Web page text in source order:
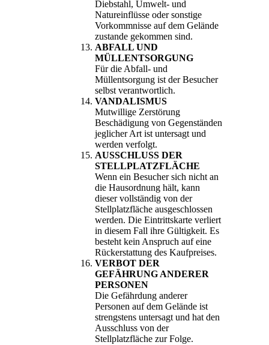
Diebstahl, Umwelt- und
Natureinflüsse oder sonstige
Vorkommnisse auf dem Gelände
zustande gekommen sind.
ABFALL UND
MÜLLENTSORGUNG
Für die Abfall- und
Müllentsorgung ist der Besucher
selbst verantwortlich.
VANDALISMUS
Mutwillige Zerstörung
Beschädigung von Gegenständen
jeglicher Art ist untersagt und
werden verfolgt.
AUSSCHLUSS DER
STELLPLATZFLÄCHE
Wenn ein Besucher sich nicht an
die Hausordnung hält, kann
dieser vollständig von der
Stellplatzfläche ausgeschlossen
werden. Die Eintrittskarte verliert
in diesem Fall ihre Gültigkeit. Es
besteht kein Anspruch auf eine
Rückerstattung des Kaufpreises.
VERBOT DER
GEFÄHRUNG ANDERER
PERSONEN
Die Gefährdung anderer
Personen auf dem Gelände ist
strengstens untersagt und hat den
Ausschluss von der
Stellplatzfläche zur Folge.